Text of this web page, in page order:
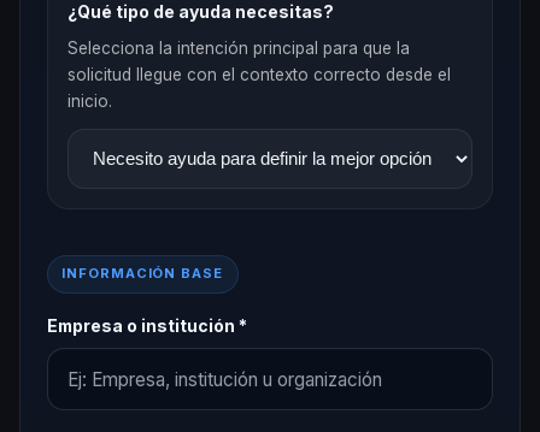
¿Qué tipo de ayuda necesitas?
Selecciona la intención principal para que la
solicitud llegue con el contexto correcto desde el
inicio.
INFORMACIÓN BASE
Empresa o institución *